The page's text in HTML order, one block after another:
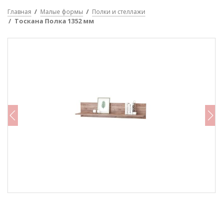
Главная Малые формы Полки и стеллажи
Тоскана Полка 1352 мм